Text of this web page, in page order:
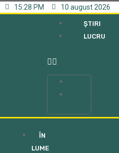
15:28 PM 10 august 2026
ȘTIRI
LUCRU
ÎN
LUME